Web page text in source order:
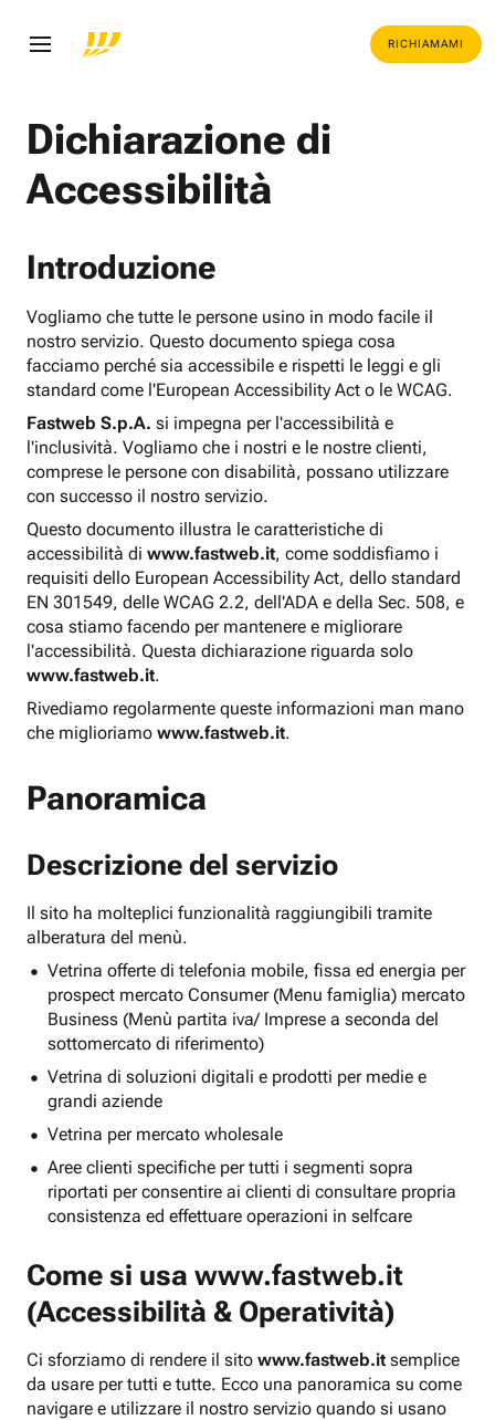
RICHIAMAMI
Dichiarazione di
Accessibilità
Introduzione
Vogliamo che tutte le persone usino in modo facile il
nostro servizio. Questo documento spiega cosa
facciamo perché sia accessibile e rispetti le leggi e gli
standard come l'European Accessibility Act o le WCAG.
Fastweb S.p.A. si impegna per l'accessibilità e
l'inclusività. Vogliamo che i nostri e le nostre clienti,
comprese le persone con disabilità, possano utilizzare
con successo il nostro servizio.
Questo documento illustra le caratteristiche di
accessibilità di www.fastweb.it, come soddisfiamo i
requisiti dello European Accessibility Act, dello standard
EN 301549, delle WCAG 2.2, dell'ADA e della Sec. 508, e
cosa stiamo facendo per mantenere e migliorare
l'accessibilità. Questa dichiarazione riguarda solo
www.fastweb.it.
Rivediamo regolarmente queste informazioni man mano
che miglioriamo www.fastweb.it.
Panoramica
Descrizione del servizio
Il sito ha molteplici funzionalità raggiungibili tramite
alberatura del menù.
Vetrina offerte di telefonia mobile, fissa ed energia per
prospect mercato Consumer (Menu famiglia) mercato
Business (Menù partita iva/ Imprese a seconda del
sottomercato di riferimento)
Vetrina di soluzioni digitali e prodotti per medie e
grandi aziende
Vetrina per mercato wholesale
Aree clienti specifiche per tutti i segmenti sopra
riportati per consentire ai clienti di consultare propria
consistenza ed effettuare operazioni in selfcare
Come si usa www.fastweb.it
(Accessibilità & Operatività)
Ci sforziamo di rendere il sito www.fastweb.it semplice
da usare per tutti e tutte. Ecco una panoramica su come
navigare e utilizzare il nostro servizio quando si usano